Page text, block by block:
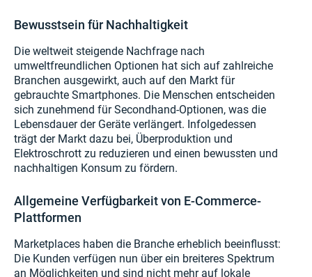
Bewusstsein für Nachhaltigkeit
Die weltweit steigende Nachfrage nach
umweltfreundlichen Optionen hat sich auf zahlreiche
Branchen ausgewirkt, auch auf den Markt für
gebrauchte Smartphones. Die Menschen entscheiden
sich zunehmend für Secondhand-Optionen, was die
Lebensdauer der Geräte verlängert. Infolgedessen
trägt der Markt dazu bei, Überproduktion und
Elektroschrott zu reduzieren und einen bewussten und
nachhaltigen Konsum zu fördern.
Allgemeine Verfügbarkeit von E-Commerce-
Plattformen
Marketplaces haben die Branche erheblich beeinflusst:
Die Kunden verfügen nun über ein breiteres Spektrum
an Möglichkeiten und sind nicht mehr auf lokale